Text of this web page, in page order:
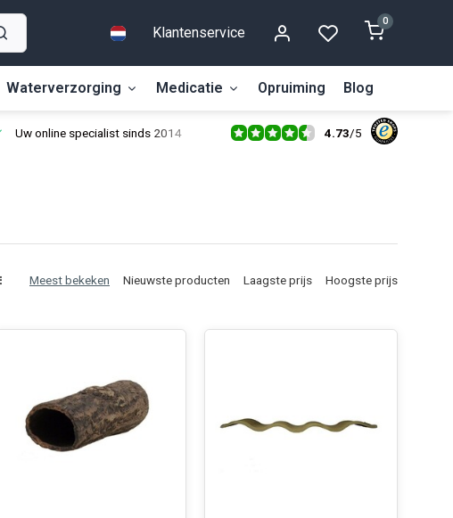
Klantenservice
0
Waterverzorging Medicatie Opruiming Blog
Uw online specialist sinds 2014 4.73/5
Meest bekeken Nieuwste producten Laagste prijs Hoogste prijs